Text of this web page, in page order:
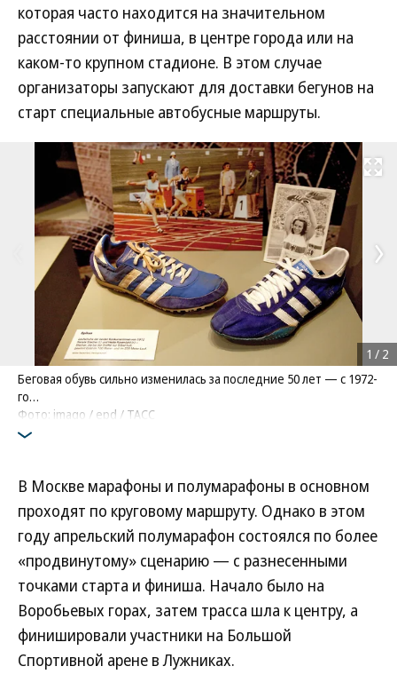
которая часто находится на значительном
расстоянии от финиша, в центре города или на
каком-то крупном стадионе. В этом случае
организаторы запускают для доставки бегунов на
старт специальные автобусные маршруты.
Развернуть
Беговая обувь сильно изменилась за последние 50 лет — с 1972-
го…
Фото: imago / epd / ТАСС
1 / 2
В Москве марафоны и полумарафоны в основном
проходят по круговому маршруту. Однако в этом
году апрельский полумарафон состоялся по более
«продвинутому» сценарию — с разнесенными
точками старта и финиша. Начало было на
Воробьевых горах, затем трасса шла к центру, а
финишировали участники на Большой
Спортивной арене в Лужниках.